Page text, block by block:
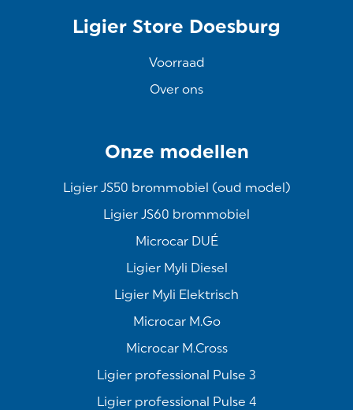
Ligier Store Doesburg
Voorraad
Over ons
Onze modellen
Ligier JS50 brommobiel (oud model)
Ligier JS60 brommobiel
Microcar DUÉ
Ligier Myli Diesel
Ligier Myli Elektrisch
Microcar M.Go
Microcar M.Cross
Ligier professional Pulse 3
Ligier professional Pulse 4